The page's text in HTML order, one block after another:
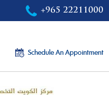
Schedule An Appointment
+965 22211000